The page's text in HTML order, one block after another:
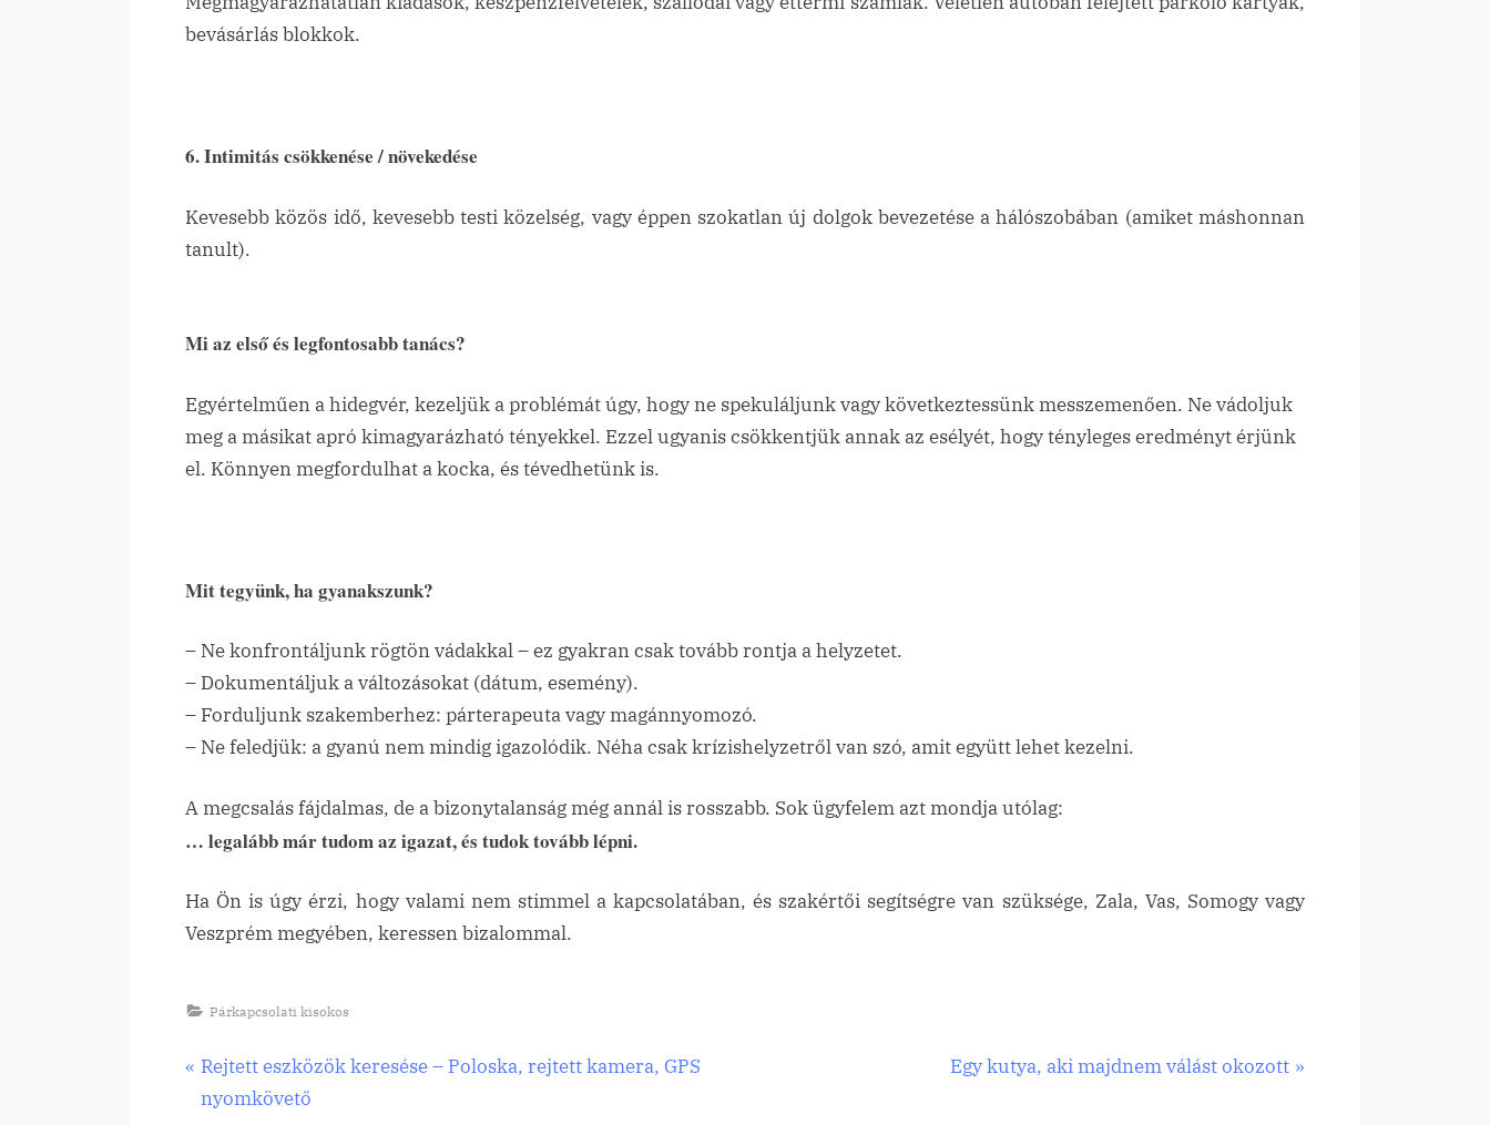
bevásárlás blokkok.
6. Intimitás csökkenése / növekedése
Kevesebb közös idő, kevesebb testi közelség, vagy éppen szokatlan új dolgok bevezetése a hálószobában (amiket máshonnan
tanult).
Mi az első és legfontosabb tanács?
Egyértelműen a hidegvér, kezeljük a problémát úgy, hogy ne spekuláljunk vagy következtessünk messzemenően. Ne vádoljuk
meg a másikat apró kimagyarázható tényekkel. Ezzel ugyanis csökkentjük annak az esélyét, hogy tényleges eredményt érjünk
el. Könnyen megfordulhat a kocka, és tévedhetünk is.
Mit tegyünk, ha gyanakszunk?
– Ne konfrontáljunk rögtön vádakkal – ez gyakran csak tovább rontja a helyzetet.
– Dokumentáljuk a változásokat (dátum, esemény).
– Forduljunk szakemberhez: párterapeuta vagy magánnyomozó.
– Ne feledjük: a gyanú nem mindig igazolódik. Néha csak krízishelyzetről van szó, amit együtt lehet kezelni.
A megcsalás fájdalmas, de a bizonytalanság még annál is rosszabb. Sok ügyfelem azt mondja utólag:
… legalább már tudom az igazat, és tudok tovább lépni.
Ha Ön is úgy érzi, hogy valami nem stimmel a kapcsolatában, és szakértői segítségre van szüksége, Zala, Vas, Somogy vagy
Veszprém megyében, keressen bizalommal.
Párkapcsolati kisokos
Bejegyzés
P
r
Rejtett eszközök keresése – Poloska, rejtett kamera, GPS
nyomkövető
N
Egy kutya, aki majdnem válást okozott